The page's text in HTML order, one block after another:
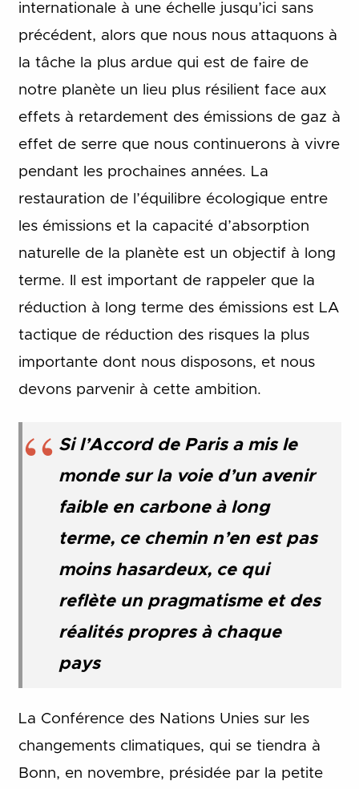
internationale à une échelle jusqu’ici sans
précédent, alors que nous nous attaquons à
la tâche la plus ardue qui est de faire de
notre planète un lieu plus résilient face aux
effets à retardement des émissions de gaz à
effet de serre que nous continuerons à vivre
pendant les prochaines années. La
restauration de l’équilibre écologique entre
les émissions et la capacité d’absorption
naturelle de la planète est un objectif à long
terme. Il est important de rappeler que la
réduction à long terme des émissions est LA
tactique de réduction des risques la plus
importante dont nous disposons, et nous
devons parvenir à cette ambition.
Si l’Accord de Paris a mis le
monde sur la voie d’un avenir
faible en carbone à long
terme, ce chemin n’en est pas
moins hasardeux, ce qui
reflète un pragmatisme et des
réalités propres à chaque
pays
La Conférence des Nations Unies sur les
changements climatiques, qui se tiendra à
Bonn, en novembre, présidée par la petite